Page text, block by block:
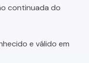
continuada do
e válido em